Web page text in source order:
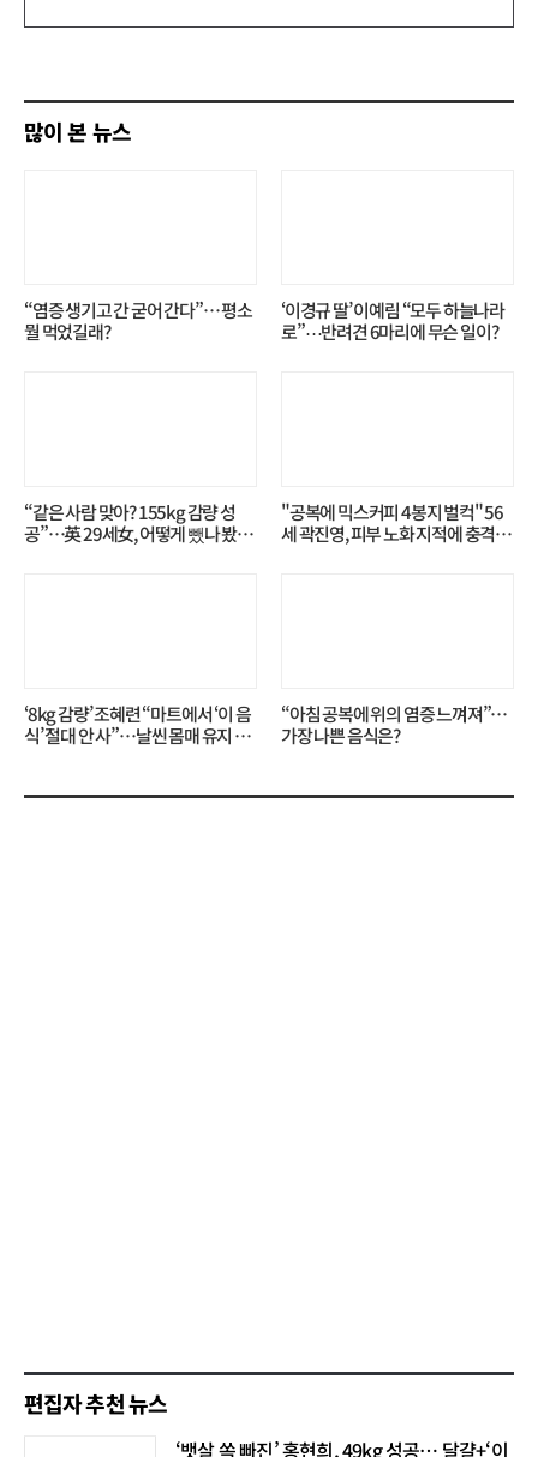
기
많이 본 뉴스
“염증 생기고 간 굳어 간다”… 평소
뭘 먹었길래?
‘이경규 딸’ 이예림 “모두 하늘나라
로”⋯반려견 6마리에 무슨 일이?
“같은 사람 맞아? 155kg 감량 성
공”…英 29세女, 어떻게 뺐나 봤더
"공복에 믹스커피 4봉지 벌컥" 56
세 곽진영, 피부 노화 지적에 충격…
‘8kg 감량’ 조혜련 “마트에서 ‘이 음
식’ 절대 안 사”…날씬 몸매 유지 비
“아침 공복에 위의 염증 느껴져”…
가장 나쁜 음식은?
편집자 추천 뉴스
‘뱃살 쏙 빠진’ 홍현희, 49kg 성공… 달걀+‘이